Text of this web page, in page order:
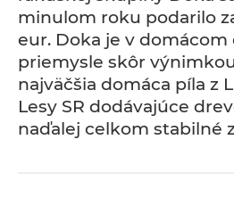
minulom roku podarilo
eur. Doka je v
priemysle skôr
najväčšia domáca píla z
Lesy SR dodávajúce
naďalej celkom stabilné